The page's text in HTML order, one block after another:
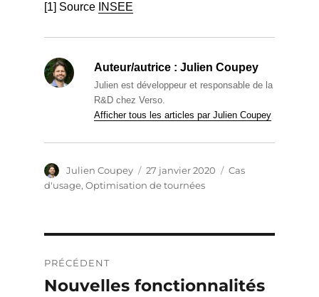
[1] Source INSEE
Auteur/autrice : Julien Coupey
Julien est développeur et responsable de la
R&D chez Verso.
Afficher tous les articles par Julien Coupey
Auteur
Julien Coupey
Publié
le
27 janvier 2020 Catégories
Cas
d'usage, Optimisation de tournées
de
PRÉCÉDENT
Publication
Nouvelles fonctionnalités